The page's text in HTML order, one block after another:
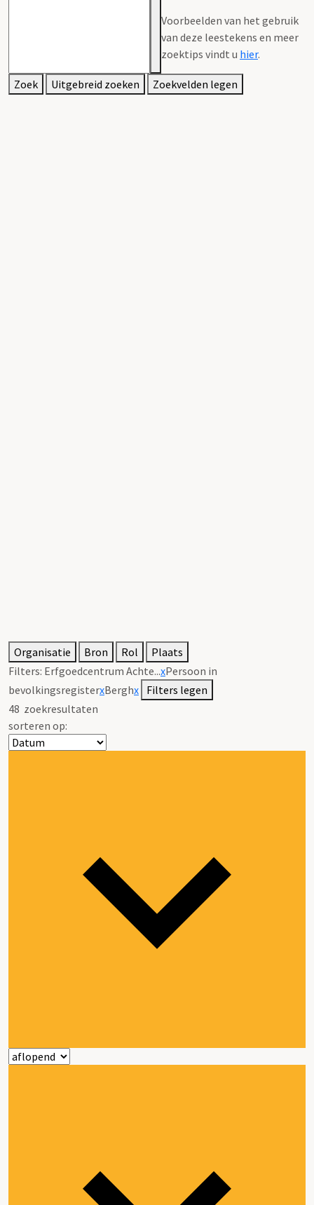
Voorbeelden van het gebruik
van deze leestekens en meer
zoektips vindt u hier.
Zoek Uitgebreid zoeken Zoekvelden legen
Organisatie Bron Rol
Plaats
Filters: Erfgoedcentrum Achte...xPersoon in
bevolkingsregisterxBerghx Filters legen
48 zoekresultaten
sorteren op: